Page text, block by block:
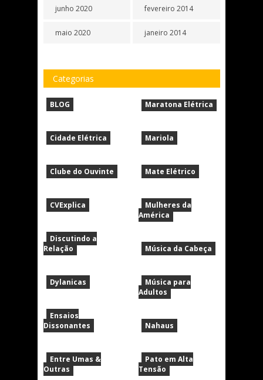
junho 2020
maio 2020
fevereiro 2014
janeiro 2014
Categorias
BLOG
Cidade Elétrica
Clube do Ouvinte
CVExplica
Discutindo a
Relação
Dylanicas
Ensaios
Dissonantes
Entre Umas &
Outras
Maratona Elétrica
Mariola
Mate Elétrico
Mulheres da
América
Música da Cabeça
Música para
Adultos
Nahaus
Pato em Alta
Tensão